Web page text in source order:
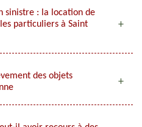
sinistre : la location de
particuliers à Saint
des objets